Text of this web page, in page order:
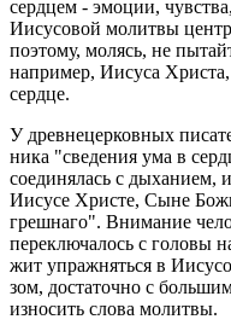
серд­цем - эмо­ции,
Иису­со­вой мо­лит­вы
по­это­му, мо­лясь, не
на­при­мер, Иису­са Хри­ста,
серд­це.
У древ­не­цер­ков­ных
ни­ка "све­де­ния ума в
со­еди­ня­лась с ды­ха­ни­ем,
Иису­се Хри­сте, Сыне
греш­на­го". Вни­ма­ние
пе­ре­клю­ча­лось с го­ло­вы
жит упраж­нять­ся в
зом, до­ста­точ­но с
из­но­сить слова мо­лит­вы.